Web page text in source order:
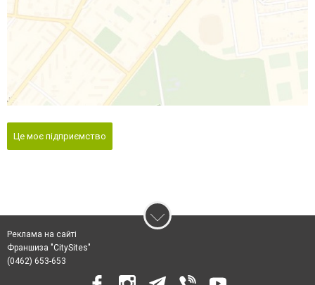
Це моє підприємство
Реклама на сайті
Франшиза "CitySites"
(0462) 653-653